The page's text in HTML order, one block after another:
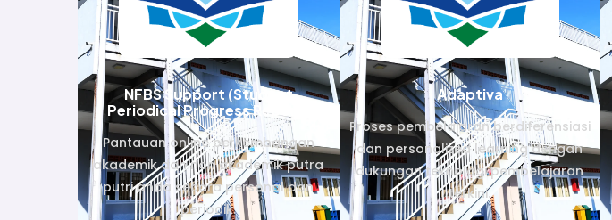
NFBS Support (Student
Periodical Progress Report)
Pantauan online perkembangan
akademik dan non akademik putra
putri anda secara personal dan
periodik.
Adaptiva
Proses pembelajaran berdiferensiasi
dan personalized learning dengan
dukungan teknologi pembelajaran
terkini.